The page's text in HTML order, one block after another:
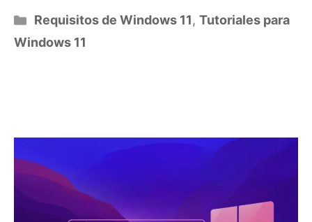
Categorías
Requisitos de Windows 11, Tutoriales para
Windows 11